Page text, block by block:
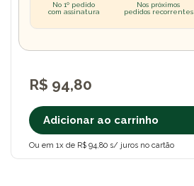
R$ 94,80
Adicionar ao carrinho
Ou em 1x de R$ 94,80 s/ juros no cartão
No 1º pedido
com assinatura
Nos próximos
pedidos recorrentes